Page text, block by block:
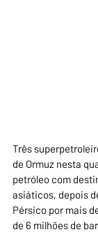
Três
de Ormuz nesta
petróleo com
asiáticos, depois
Pérsico por mais
de 6 milhões de